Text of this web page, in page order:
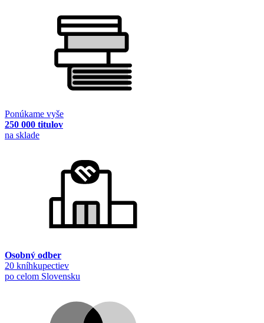
Ponúkame vyše
250 000 titulov
na sklade
Osobný odber
20 kníhkupectiev
po celom Slovensku